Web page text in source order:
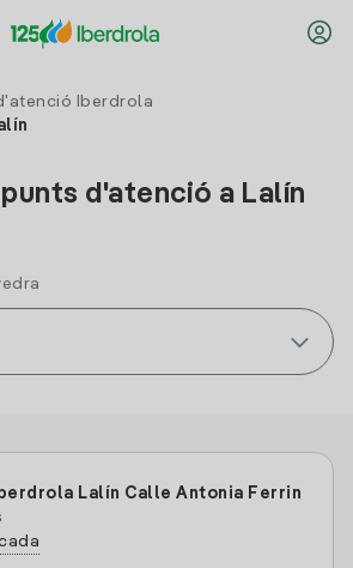
Iberdrola
d'atenció a Lalín
Lalín Calle Antonia Ferrin